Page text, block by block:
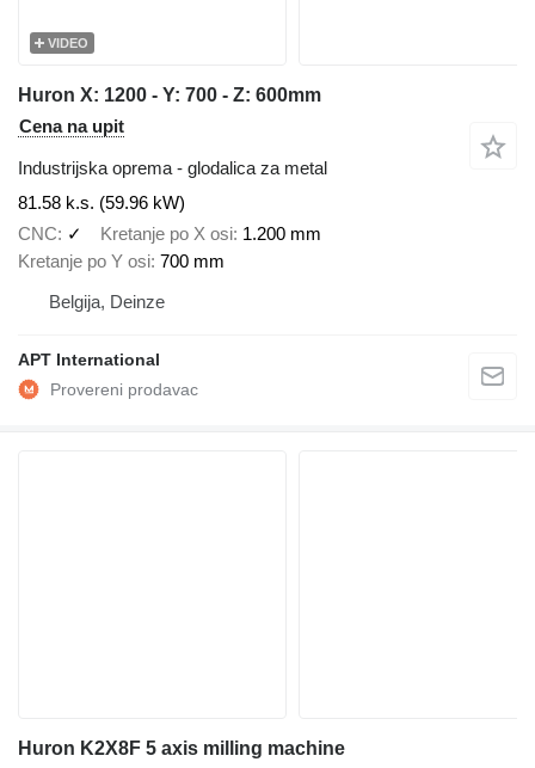
VIDEO
Huron X: 1200 - Y: 700 - Z: 600mm
Cena na upit
Industrijska oprema - glodalica za metal
81.58 k.s. (59.96 kW)
CNC
✓ Kretanje po X osi 1.200 mm
Kretanje po Y osi 700 mm
Belgija, Deinze
APT International
Huron K2X8F 5 axis milling machine